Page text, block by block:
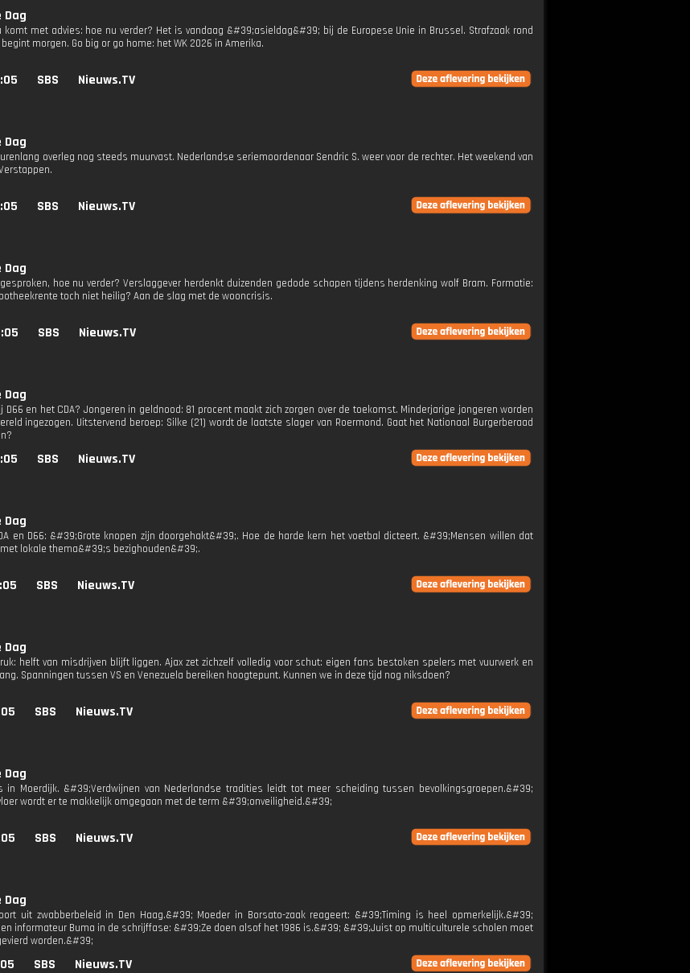
Dag
komt met advies: hoe nu verder? Het is vandaag &#39;asieldag&#39; bij de Europese Unie in Brussel. Strafzaak rond
morgen. Go big or go home: het WK 2026 in Amerika.
SBS Nieuws.TV
Dag
overleg nog steeds muurvast. Nederlandse seriemoordenaar Sendric S. weer voor de rechter. Het weekend van
SBS Nieuws.TV
Dag
hoe nu verder? Verslaggever herdenkt duizenden gedode schapen tijdens herdenking wolf Bram. Formatie:
toch niet heilig? Aan de slag met de wooncrisis.
SBS Nieuws.TV
Dag
D66 en het CDA? Jongeren in geldnood: 81 procent maakt zich zorgen over de toekomst. Minderjarige jongeren worden
ingezogen. Uitstervend beroep: Silke (21) wordt de laatste slager van Roermond. Gaat het Nationaal Burgerberaad
SBS Nieuws.TV
Dag
en D66: &#39;Grote knopen zijn doorgehakt&#39;. Hoe de harde kern het voetbal dicteert. &#39;Mensen willen dat
lokale thema&#39;s bezighouden&#39;.
SBS Nieuws.TV
Dag
helft van misdrijven blijft liggen. Ajax zet zichzelf volledig voor schut: eigen fans bestoken spelers met vuurwerk en
Spanningen tussen VS en Venezuela bereiken hoogtepunt. Kunnen we in deze tijd nog niksdoen?
SBS Nieuws.TV
Dag
in Moerdijk. &#39;Verdwijnen van Nederlandse tradities leidt tot meer scheiding tussen bevolkingsgroepen.&#39;
wordt er te makkelijk omgegaan met de term &#39;onveiligheid.&#39;
SBS Nieuws.TV
Dag
uit zwabberbeleid in Den Haag.&#39; Moeder in Borsato-zaak reageert: &#39;Timing is heel opmerkelijk.&#39;
informateur Buma in de schrijffase: &#39;Ze doen alsof het 1986 is.&#39; &#39;Juist op multiculturele scholen moet
worden.&#39;
SBS Nieuws.TV